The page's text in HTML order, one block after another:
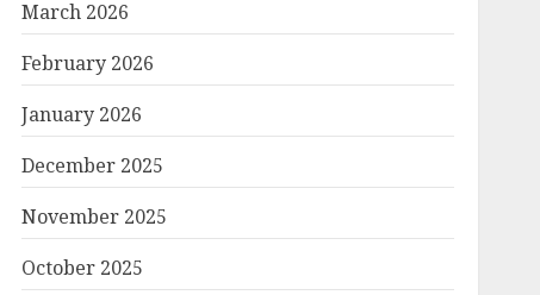
March 2026
February 2026
January 2026
December 2025
November 2025
October 2025